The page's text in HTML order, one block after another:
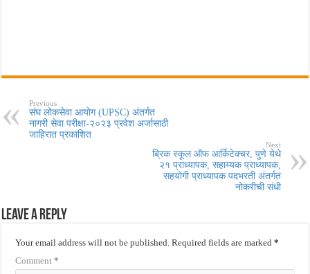
Previous
संघ लोकसेवा आयोग (UPSC) अंतर्गत
नागरी सेवा परीक्षा-२०२३ प्रवेश अर्जासाठी
जाहिरात प्रकाशित
Next
ब्रिक स्कूल ऑफ आर्किटेक्चर, पुणे येथे
२१ प्राध्यापक, सहाय्यक प्राध्यापक,
सहयोगी प्राध्यापक पदभरती अंतर्गत
नोकरीची संधी
Leave a Reply
Your email address will not be published. Required fields are marked*
Comment*